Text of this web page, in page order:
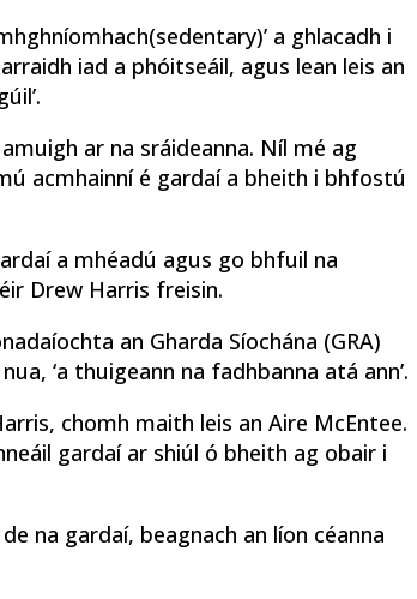
(sedentary)’ a ghlacadh i
iad a phóitseáil, agus lean leis an
ar na sráideanna. Níl mé ag
acmhainní é gardaí a bheith i bhfostú
a mhéadú agus go bhfuil na
Drew Harris freisin.
an Gharda Síochána (GRA)
‘a thuigeann na fadhbanna atá ann’.
chomh maith leis an Aire McEntee.
gardaí ar shiúl ó bheith ag obair i
na gardaí, beagnach an líon céanna